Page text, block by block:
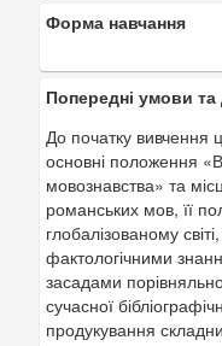
Форма навчання
Попередні умови
До початку вивчення
основні положення
мовознавства» та
романських мов, її
глобалізованому
фактологічними
засадами
сучасної
продукування